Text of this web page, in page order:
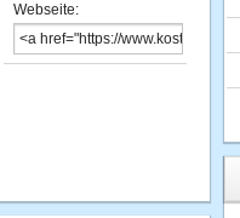
Webseite: